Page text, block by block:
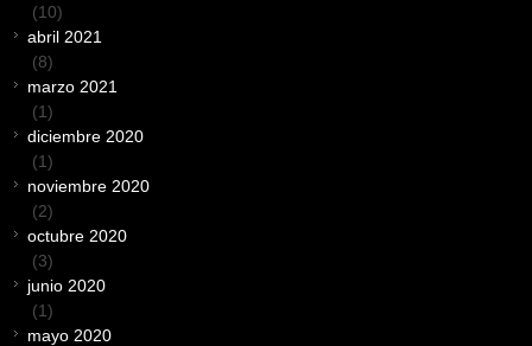
(10)
abril 2021
(8)
marzo 2021
(1)
diciembre 2020
(1)
noviembre 2020
(2)
octubre 2020
(3)
junio 2020
(1)
mayo 2020